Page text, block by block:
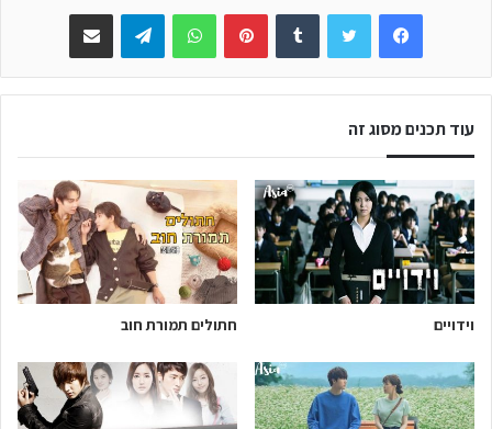
Facebook
WhatsApp
Telegram
עוד תכנים מסוג זה
וידויים חתולים תמורת חוב